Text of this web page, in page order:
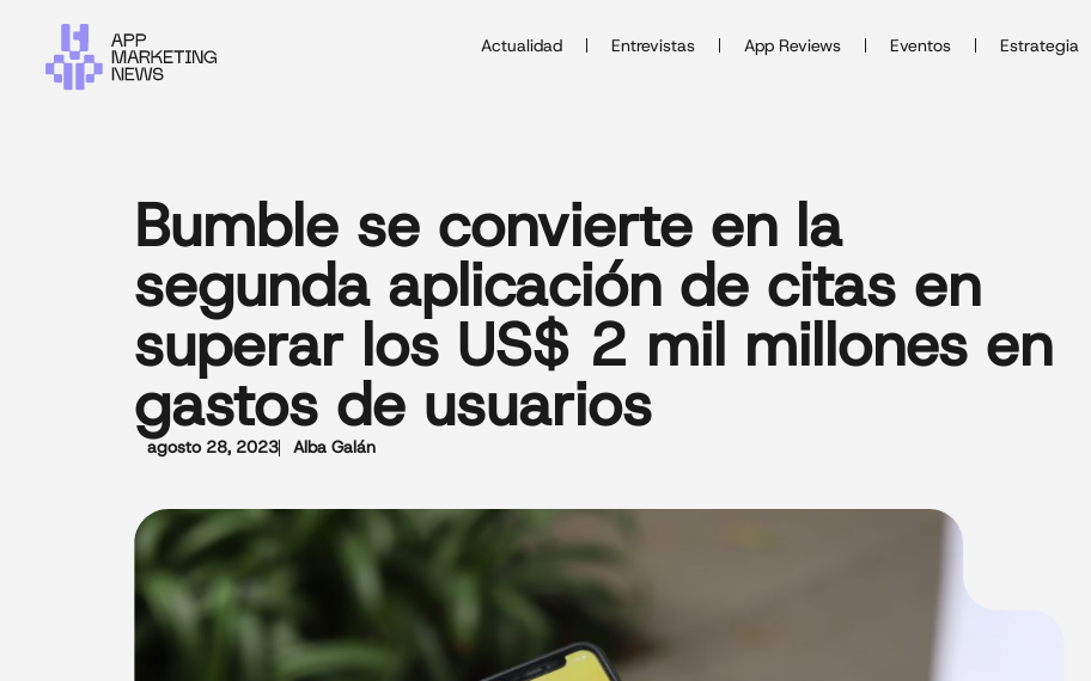
Actualidad Entrevistas App Reviews Eventos Estrategia
Bumble se convierte en la
segunda aplicación de citas en
superar los US$ 2 mil millones en
gastos de usuarios
agosto 28, 2023 Alba Galán